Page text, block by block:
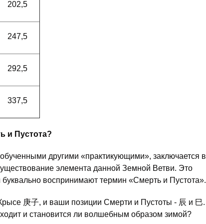
202,5
247,5
292,5
337,5
и Пустота?
другими «практикующими», заключается в
элемента данной Земной Ветви. Это
воспринимают термин «Смерть и Пустота».
庚子, и ваши позиции Смерти и Пустоты - 辰 и 巳.
и становится ли волшебным образом зимой?